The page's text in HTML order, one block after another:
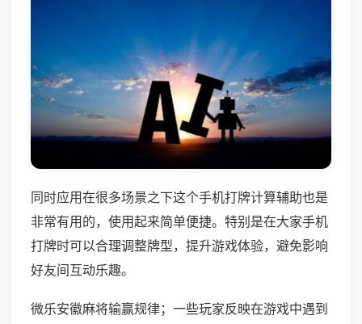
同时应用在很多场景之下这个手机打牌计算辅助也是
非常有用的，使用起来简单便捷。特别是在大家手机
打牌时可以合理调整牌型，提升游戏体验，避免影响
好友间互动乐趣。
微乐安徽麻将输赢规律；一些玩家反映在游戏中遇到